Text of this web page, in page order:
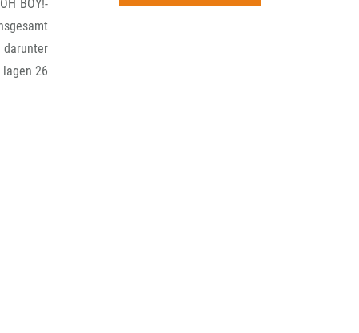
BOY!-
darunter
lagen 26